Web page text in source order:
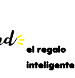
el regalo
inteligente